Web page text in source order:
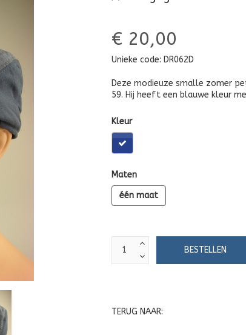
€ 20,00
Unieke code: DR062D
Deze modieuze smalle zomer
59. Hij heeft een blauwe kleur
Kleur
Maten
één maat
TERUG NAAR: